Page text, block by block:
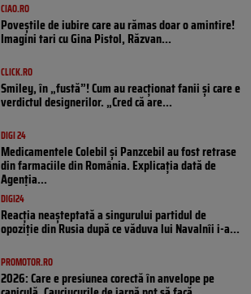
CIAO.RO
Poveştile de iubire care au rămas doar o amintire!
Imagini tari cu Gina Pistol, Răzvan...
CLICK.RO
Smiley, în „fustă”! Cum au reacționat fanii și care e
verdictul designerilor. „Cred că are...
DIGI 24
Medicamentele Colebil și Panzcebil au fost retrase
din farmaciile din România. Explicația dată de
Agenția...
DIGI24
Reacția neașteptată a singurului partidul de
opoziţie din Rusia după ce văduva lui Navalnîi i-a...
PROMOTOR.RO
2026: Care e presiunea corectă în anvelope pe